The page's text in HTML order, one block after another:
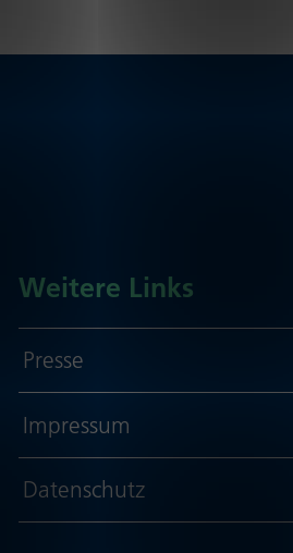
Weitere Links
Presse
Impressum
Daten­schutz